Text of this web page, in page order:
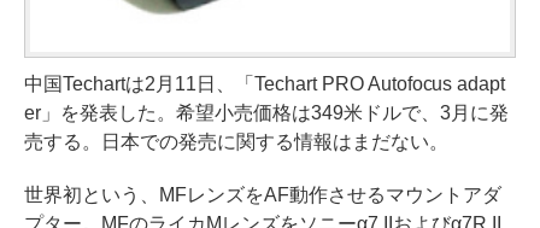
中国Techartは2月11日、「Techart PRO Autofocus adapt
er」を発表した。希望小売価格は349米ドルで、3月に発
売する。日本での発売に関する情報はまだない。
世界初という、MFレンズをAF動作させるマウントアダ
プター。MFのライカMレンズをソニーα7 IIおよびα7R II